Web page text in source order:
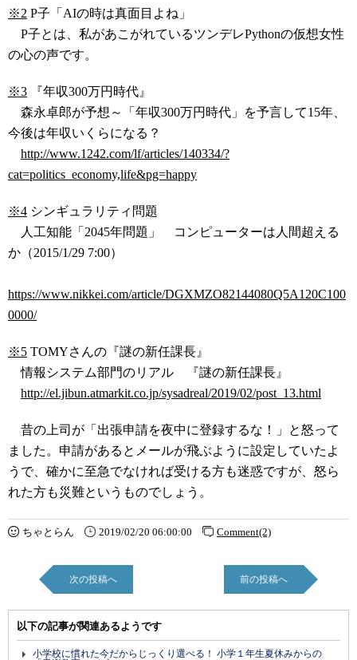
※2 P子「AIの時は真面目よね」
P子とは、私があこがれているツンデレPythonの仮想女性
の心の声です。
※3 『年収300万円時代』
森永卓郎が予想～「年収300万円時代」を予言して15年、
今後は年収いくらになる？
http://www.1242.com/lf/articles/140334/?
cat=politics_economy,life&pg=happy
※4 シンギュラリティ問題
人工知能「2045年問題」 コンピューターは人間超える
か（2015/1/29 7:00）
https://www.nikkei.com/article/DGXMZO82144080Q5A120C100
0000/
※5 TOMYさんの『謎の新任課長』
情報システム部門のリアル 『謎の新任課長』
http://el.jibun.atmarkit.co.jp/sysadreal/2019/02/post_13.html
昔の上司が「出張申請を夜中に登録するな！」と怒って
ました。申請があるとメールが飛ぶように設定していたよ
うで、確かに至急でなければ受ける方も迷惑ですが、怒ら
れた方も災難というものでしょう。
ちゃとらん 2019/02/20 06:00:00 Comment(2)
次の投稿へ 前の投稿へ
以下の記事が関連あるようです
小学校に慣れた今だからじっくり選べる！ 小学１年生夏休みからの